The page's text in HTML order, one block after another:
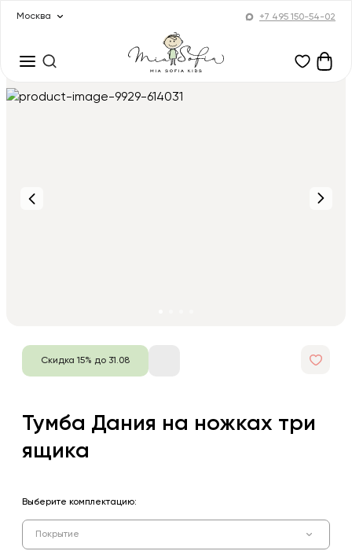
Москва +7 495 150-54-02
Скидка 15% до 31.08
Тумба Дания на ножках три
ящика
Выберите комплектацию:
Покрытие